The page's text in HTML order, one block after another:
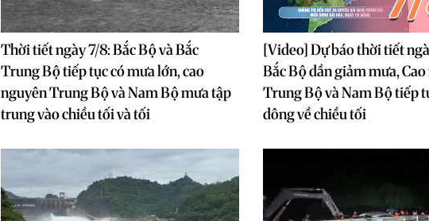
Thời tiết ngày 7/8: Bắc Bộ và Bắc
Trung Bộ tiếp tục có mưa lớn, cao
nguyên Trung Bộ và Nam Bộ mưa tập
trung vào chiều tối và tối
[Video] Dự báo thời tiết
Bắc Bộ dần giảm mưa,
Trung Bộ và Nam Bộ tiếp
dông về chiều tối